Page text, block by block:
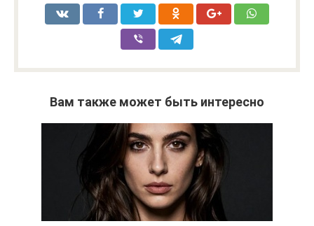
Вам также может быть интересно